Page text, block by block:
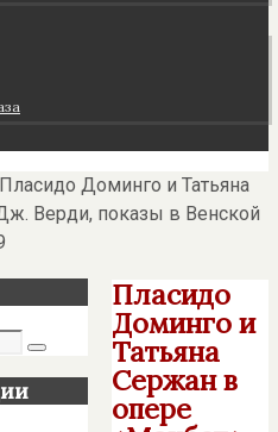
Пласидо Доминго и Татьяна
Верди, показы в Венской
Пласидо
Доминго и
Татьяна
Сержан в
опере
Поиск